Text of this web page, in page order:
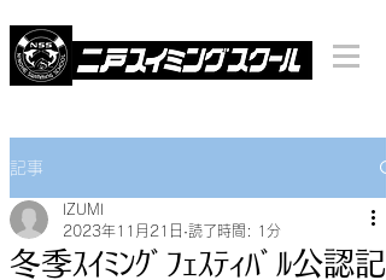
記事
冬季ｽｲﾐﾝｸﾞﾌｪｽﾃｨﾊﾞﾙ公認記
IZUMI
2023年11月21日 読了時間: 1分